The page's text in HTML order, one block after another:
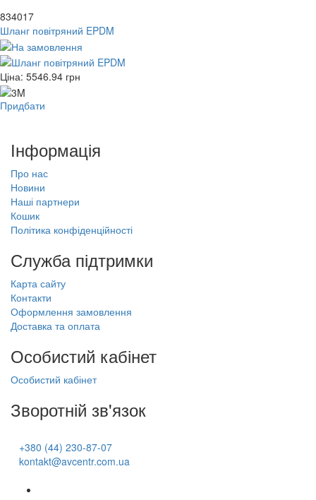
834017
Шланг повітряний EPDM
Ціна: 5546.94 грн
Придбати
Інформація
Про нас
Новини
Наші партнери
Кошик
Політика конфіденційності
Служба підтримки
Карта сайту
Контакти
Оформлення замовлення
Доставка та оплата
Особистий кабінет
Особистий кабінет
Зворотній зв'язок
+380 (44) 230-87-07
kontakt@avcentr.com.ua